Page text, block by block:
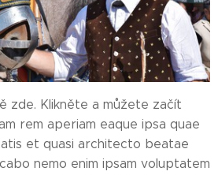
zde. Klikněte a můžete začít
rem aperiam eaque ipsa quae
et quasi architecto beatae
nemo enim ipsam voluptatem